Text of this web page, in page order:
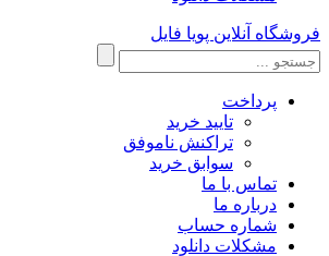
فروشگاه آنلاین پویا فایل
پرداخت
تایید خرید
تراکنش ناموفق
سوابق خرید
تماس با ما
درباره ما
شماره حساب
مشکلات دانلود